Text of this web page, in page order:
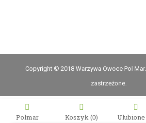
Copyright © 2018 Warzywa Owoce Pol
zastrzeżone.
Polmar Koszyk(0) Ulubione